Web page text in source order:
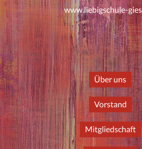
www.liebigschule-
Über uns
Vorstand
Mitgliedschaft